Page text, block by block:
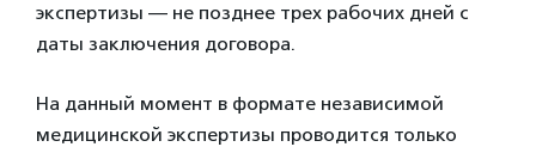
экспертизы — не позднее трех рабочих дней с
даты заключения договора.
На данный момент в формате независимой
медицинской экспертизы проводится только